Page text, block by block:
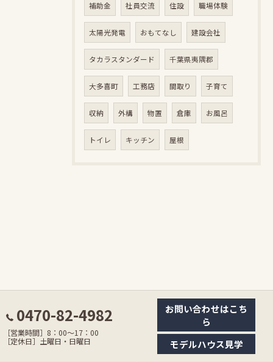
補助金 社員交流 住設 職場体験
太陽光発電 おもてなし 建設会社
タカラスタンダード 千葉県夷隅郡
大多喜町 工務店 間取り 子育て
収納 外構 物置 倉庫 お風呂
トイレ キッチン 屋根
0470-82-4982
［営業時間］8：00〜17：00
［定休日］土曜日・日曜日
お問い合わせはこち
ら
モデルハウス見学